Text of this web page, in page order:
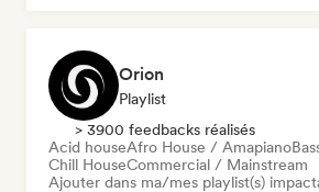
Orion
Playlist
> 3900 feedbacks réalisés
Acid houseAfro House / Amapiano
Chill HouseCommercial / Mainstream
Ajouter dans ma/mes playlist(s)